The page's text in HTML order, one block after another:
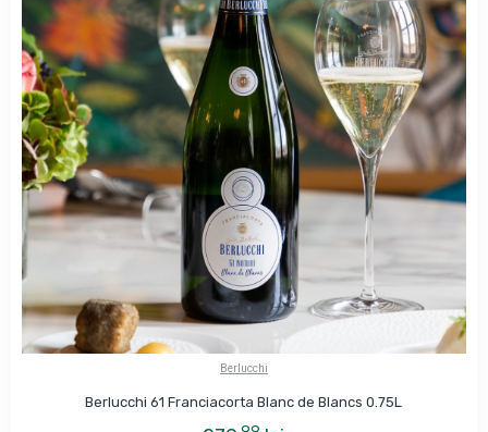
Berlucchi
Berlucchi 61 Franciacorta Blanc de Blancs 0.75L